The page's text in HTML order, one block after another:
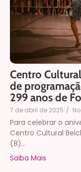
Centro
de
299 anos de
7 de abril de 2025 /
Para celebrar o
Centro Cultural
(8)...
Saiba Mais